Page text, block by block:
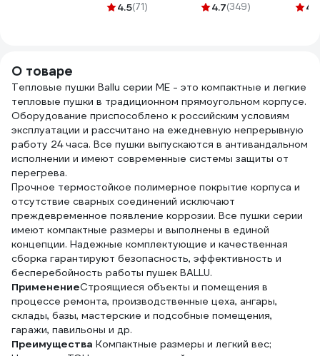
ВА 47-29 Basic
4.5(71)
черная 305-030
4.7(349) 4.7
О товаре
Тепловые пушки Ballu серии ME - это компактные и легкие
тепловые пушки в традиционном прямоугольном корпусе.
Оборудование приспособлено к российским условиям
эксплуатации и рассчитано на ежедневную непрерывную
работу 24 часа. Все пушки выпускаются в антивандальном
исполнении и имеют современные системы защиты от
перегрева.
Прочное термостойкое полимерное покрытие корпуса и
отсутствие сварных соединений исключают
преждевременное появление коррозии. Все пушки серии
имеют компактные размеры и выполнены в единой
концепции. Надежные комплектующие и качественная
сборка гарантируют безопасность, эффективность и
бесперебойность работы пушек BALLU.
ПрименениеСтроящиеся объекты и помещения в
процессе ремонта, производственные цеха, ангары,
склады, базы, мастерские и подсобные помещения,
гаражи, павильоны и др.
Преимущества Компактные размеры и легкий вес;